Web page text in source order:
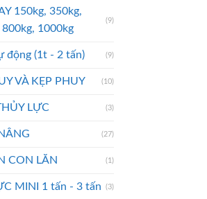
150kg, 350kg,
1000kg
(9)
động (1t - 2 tấn) (9)
VÀ KẸP PHUY (10)
LỰC (3)
(27)
CON LĂN (1)
MINI 1 tấn - 3 tấn (3)